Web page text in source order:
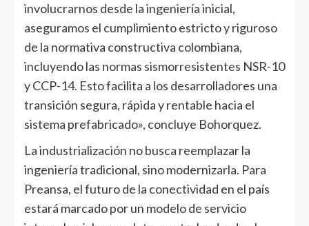
involucrarnos desde la ingeniería inicial,
aseguramos el cumplimiento estricto y riguroso
de la normativa constructiva colombiana,
incluyendo las normas sismorresistentes NSR-10
y CCP-14. Esto facilita a los desarrolladores una
transición segura, rápida y rentable hacia el
sistema prefabricado», concluye Bohorquez.
La industrialización no busca reemplazar la
ingeniería tradicional, sino modernizarla. Para
Preansa, el futuro de la conectividad en el país
estará marcado por un modelo de servicio